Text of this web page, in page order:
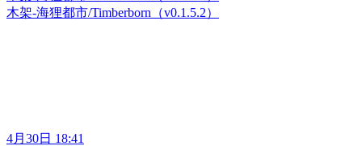
木架-海狸都市/Timberborn（v0.1.5.2）
4月30日 18:41